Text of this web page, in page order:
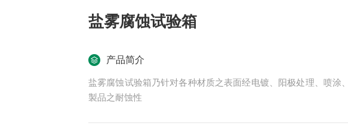
盐雾腐蚀试验箱
产品简介
盐雾腐蚀试验箱乃针对各种材质之表面经电镀、阳极处理、喷涂
製品之耐蚀性